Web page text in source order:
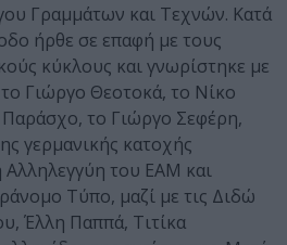
Γραμμάτων και Τεχνών. Κατά
ήρθε σε επαφή με τους
κύκλους και γνωρίστηκε με
Γιώργο Θεοτοκά, το Νίκο
το Γιώργο Σεφέρη,
γερμανικής κατοχής
Αλληλεγγύη του ΕΑΜ και
Τύπο, μαζί με τις Διδώ
Έλλη Παππά, Τιτίκα